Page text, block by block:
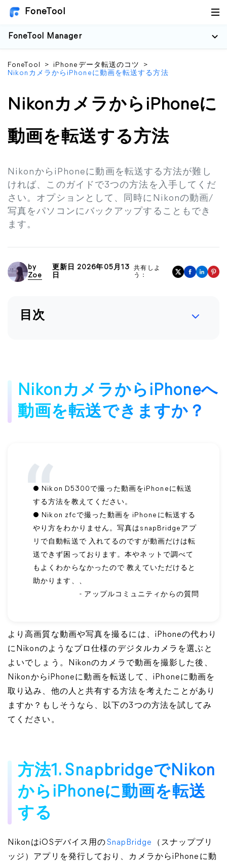
FoneTool
FoneTool Manager
FoneTool > iPhoneデータ転送のコツ
>
NikonカメラからiPhoneに動画を転送する方法
NikonカメラからiPhoneに
動画を転送する方法
NikonからiPhoneに動画を転送する方法が難し
ければ、このガイドで3つの方法を入手してくだ
さい。オプションとして、同時にNikonの動画/
写真をパソコンにバックアップすることもでき
ます。
by
Zoe
更新日 2026年05月13
日
共有しよ
う：
目次
NikonカメラからiPhoneへ
動画を転送できますか？
● Nikon D5300で撮った動画をiPhoneに転送
する方法を教えてください。
● Nikon zfcで撮った動画を iPhoneに転送する
やり方をわかりません。写真はsnapBridgeアプ
リで自動転送で 入れてるのですが動画だけは転
送できず困っております。本やネットで調べて
もよくわからなかったので 教えていただけると
助かります、、
- アップルコミュニティからの質問
より高画質な動画や写真を撮るには、iPhoneの代わり
にNikonのようなプロ仕様のデジタルカメラを選ぶと
よいでしょう。Nikonのカメラで動画を撮影した後、
NikonからiPhoneに動画を転送して、iPhoneに動画を
取り込み、他の人と共有する方法を考えたことがあり
ますか？もしそうなら、以下の3つの方法を試してみ
てください。
方法1. SnapbridgeでNikon
からiPhoneに動画を転送
する
NikonはiOSデバイス用のSnapBridge
（スナップブリ
ッジ）アプリを発行しており、カメラからiPhoneに動